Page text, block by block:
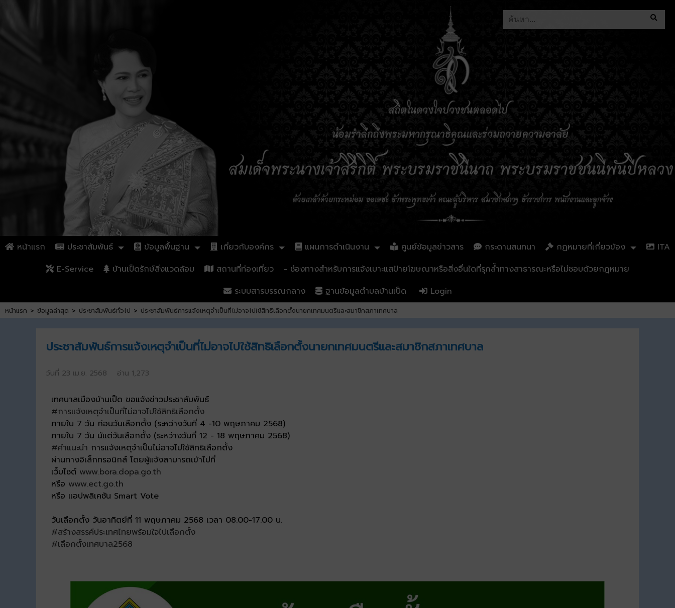
หน้าแรก ประชาสัมพันธ์ ข้อมูลพื้นฐาน เกี่ยวกับองค์กร แผนการดำเนินงาน ศูนย์ข้อมูลข่าวสาร กระดานสนทนา กฏหมายที่เกี่ยวข้อง
ITA
E-Service
บ้านเป็ดรักษ์สิ่งแวดล้อม สถานที่ท่องเที่ยว
- ช่องทางสำหรับการแจ้งเบาะแสป้ายโฆษณาหรือสิ่งอื่นใดที่รุกล้ำทางสาธารณะหรือไม่ชอบด้วยกฎหมาย
ระบบสารบรรณกลาง
ฐานข้อมูลตำบลบ้านเป็ด Login
หน้าแรก > ข้อมูลล่าสุด > ประชาสัมพันธ์ทั่วไป > ประชาสัมพันธ์การแจ้งเหตุจำเป็นที่ไม่อาจไปใช้สิทธิเลือกตั้งนายกเทศมนตรีและสมาชิกสภาเทศบาล
ประชาสัมพันธ์การแจ้งเหตุจำเป็นที่ไม่อาจไปใช้สิทธิเลือกตั้งนายกเทศมนตรีและสมาชิกสภาเทศบาล
วันที่ 23 เม.ย. 2568 อ่าน 1,273
เทศบาลเมืองบ้านเป็ด ขอแจ้งข่าวประชาสัมพันธ์
#การแจ้งเหตุจำเป็นที่ไม่อาจไปใช้สิทธิเลือกตั้ง
ภายใน 7 วัน ก่อนวันเลือกตั้ง (ระหว่างวันที่ 4 -10 พฤษภาคม 2568)
ภายใน 7 วัน นัแต่วันเลือกตั้ง (ระหว่างวันที่ 12 - 18 พฤษภาคม 2568)
#คำแนะนำ การแจ้งเหตุจำเป็นไม่อาจไปใช้สิทธิเลือกตั้ง
ผ่านทางอิเล็กทรอนิกส์ โดยผู้แจ้งสามารถเข้าไปที่
เว็บไซต์ www.bora.dopa.go.th
หรือ www.ect.go.th
หรือ แอปพลิเคชัน Smart Vote
วันเลือกตั้ง วันอาทิตย์ที่ 11 พฤษภาคม 2568 เวลา 08.00-17.00 น.
#สร้างสรรค์ประเทศไทยพร้อมใจไปเลือกตั้ง
#เลือกตั้งเทศบาล2568